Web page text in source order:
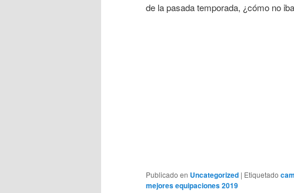
de la pasada temporada, ¿cómo no
Publicado en Uncategorized | Etiquetado
mejores equipaciones 2019